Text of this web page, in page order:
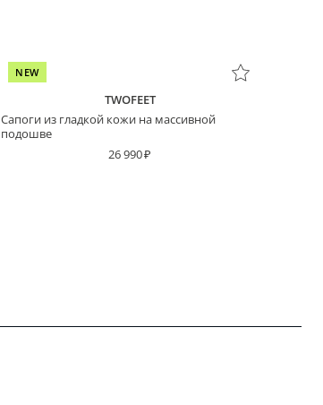
NEW
TWOFEET
Cапоги из гладкой кожи на массивной
подошве
26 990